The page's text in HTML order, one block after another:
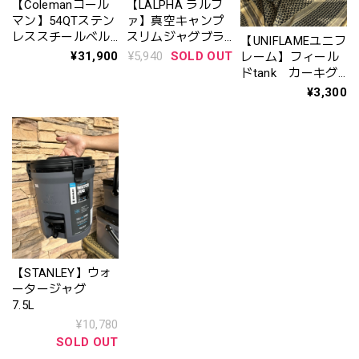
【Colemanコール
マン】54QTステン
レススチールベル
ト(R)クーラー(シル
¥31,900
【LALPHA ラルフ
ァ】真空キャンプ
スリムジャグブラ
ック(CK-180BK）
¥5,940 SOLD OUT
【UNIFLAMEユニフ
レーム】フィール
ドtank カーキグ
リーン No.611685
¥3,300
【STANLEY】ウォ
ータージャグ
7.5L
¥10,780
SOLD OUT